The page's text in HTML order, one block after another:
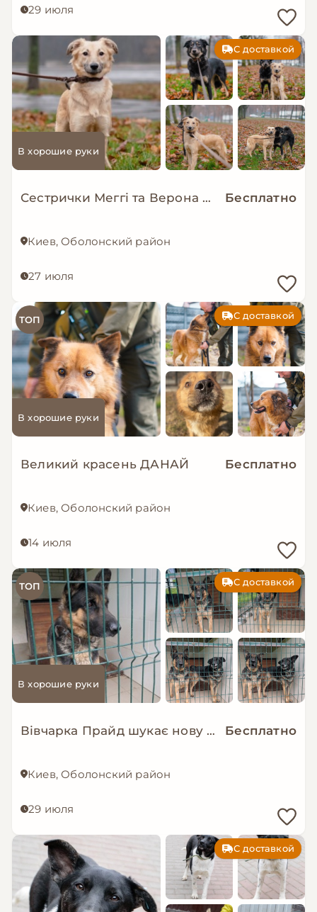
29 июля
С доставкой
В хорошие руки
Сестрички Меггі та Верона мріють про родину! Бесплатно
Киев, Оболонский район
27 июля
ТОП С доставкой
В хорошие руки
Великий красень ДАНАЙ Бесплатно
Киев, Оболонский район
14 июля
ТОП С доставкой
В хорошие руки
Вівчарка Прайд шукає нову сім’ю! Бесплатно
Киев, Оболонский район
29 июля
С доставкой